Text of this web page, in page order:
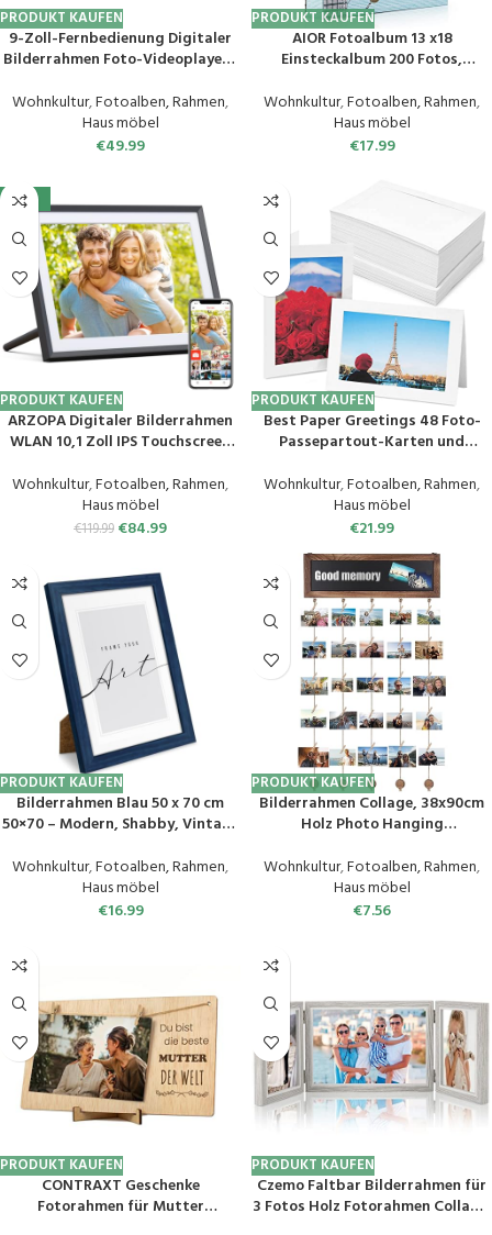
PRODUKT KAUFEN
9-Zoll-Fernbedienung Digitaler
Bilderrahmen Foto-Videoplayer /
Bilderrahmen Unterstützt
SD/MS/MMC/SDHC-Karte/USB-
Flash-Laufwerk
Wohnkultur,Fotoalben, Rahmen,
Haus möbel
€49.99
PRODUKT KAUFEN
AIOR Fotoalbum 13 x18
Einsteckalbum 200 Fotos,
Familie Baby Fotobuch zum
Einstecken, Geburtstag
Jahrestag Geschenk für Mädchen
Wohnkultur,Fotoalben, Rahmen,
Haus möbel
€17.99
-29%
PRODUKT KAUFEN
ARZOPA Digitaler Bilderrahmen
WLAN 10,1 Zoll IPS Touchscreen
32GB Frameo Bilderrahmen
Digital Fernfreigabe von Fotos
und Videos mit Kalender Wetter
Wohnkultur,Fotoalben, Rahmen,
Haus möbel
€119.99 €84.99
PRODUKT KAUFEN
Best Paper Greetings 48 Foto-
Passepartout-Karten und
Bilderrahmenkarten für 10,2 x 15,2
cm-Fotos
Wohnkultur,Fotoalben, Rahmen,
Haus möbel
€21.99
PRODUKT KAUFEN
Bilderrahmen Blau 50 x 70 cm
50×70 – Modern, Shabby, Vintage
Wohnkultur,Fotoalben, Rahmen,
Haus möbel
€16.99
PRODUKT KAUFEN
Bilderrahmen Collage, 38x90cm
Holz Photo Hanging
Klammern&3 Magneten
Bilderrahmen Fotowand Mehrere
Bilder Bilderleiste Holz Fotowand
Wohnkultur,Fotoalben, Rahmen,
Haus möbel
€7.56
PRODUKT KAUFEN
CONTRAXT Geschenke
Fotorahmen für Mutter
PRODUKT KAUFEN
Czemo Faltbar Bilderrahmen für
3 Fotos Holz Fotorahmen Collage,